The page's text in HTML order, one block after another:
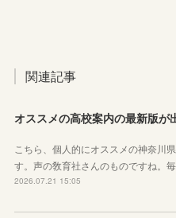
関連記事
オススメの高校案内の最新版が
こちら、個人的にオススメの神奈川
す。声の敎育社さんのものですね。
2026.07.21 15:05